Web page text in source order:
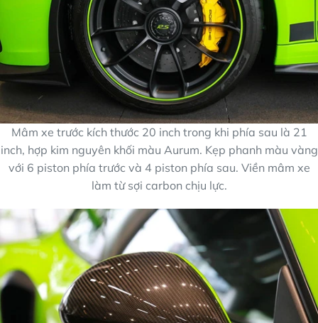
Mâm xe trước kích thước 20 inch trong khi phía sau là 21
inch, hợp kim nguyên khối màu Aurum. Kẹp phanh màu vàng
với 6 piston phía trước và 4 piston phía sau. Viền mâm xe
làm từ sợi carbon chịu lực.